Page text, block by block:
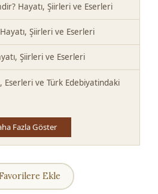
Hayatı, Şiirleri ve Eserleri
Şiirleri ve Eserleri
Şiirleri ve Eserleri
Eserleri ve Türk Edebiyatindaki
Fazla Göster
Ekle